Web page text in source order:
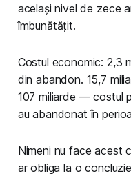
același nivel de zece
îmbunătățit.
Costul economic: 2,3
din abandon. 15,7
107 miliarde — costul
au abandonat în
Nimeni nu face acest
ar obliga la o